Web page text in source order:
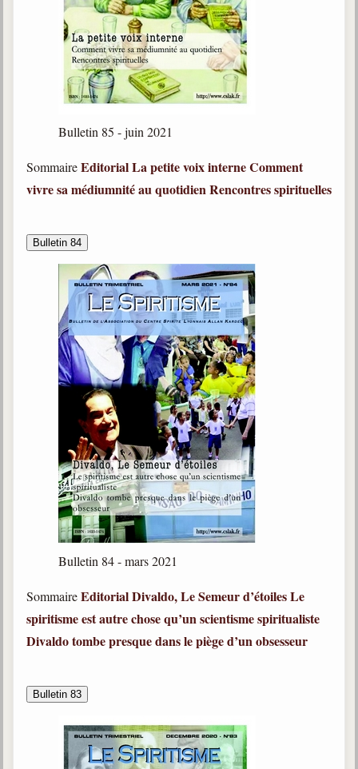
Bulletin 85 - juin 2021
SommaireEditorialLa petite voix interneComment
vivre sa médiumnité au quotidienRencontres spirituelles
Bulletin 84
Bulletin 84 - mars 2021
SommaireEditorialDivaldo, Le Semeur d’étoilesLe
spiritisme est autre chose qu’un scientisme spiritualiste
Divaldo tombe presque dans le piège d’un obsesseur
Bulletin 83